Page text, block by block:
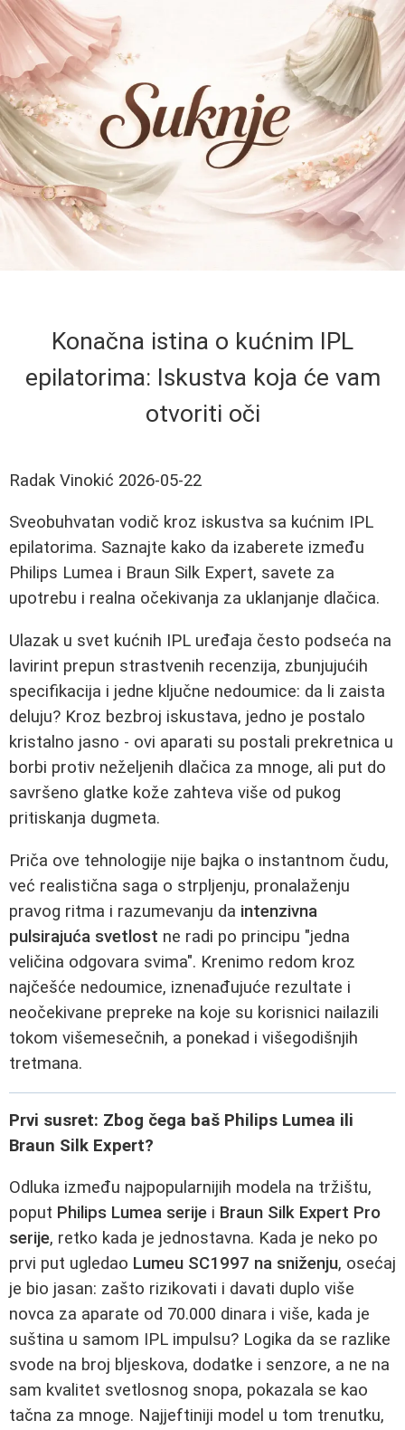
Konačna istina o kućnim IPL
epilatorima: Iskustva koja će vam
otvoriti oči
Radak Vinokić 2026-05-22
Sveobuhvatan vodič kroz iskustva sa kućnim IPL
epilatorima. Saznajte kako da izaberete između
Philips Lumea i Braun Silk Expert, savete za
upotrebu i realna očekivanja za uklanjanje dlačica.
Ulazak u svet kućnih IPL uređaja često podseća na
lavirint prepun strastvenih recenzija, zbunjujućih
specifikacija i jedne ključne nedoumice: da li zaista
deluju? Kroz bezbroj iskustava, jedno je postalo
kristalno jasno - ovi aparati su postali prekretnica u
borbi protiv neželjenih dlačica za mnoge, ali put do
savršeno glatke kože zahteva više od pukog
pritiskanja dugmeta.
Priča ove tehnologije nije bajka o instantnom čudu,
već realistična saga o strpljenju, pronalaženju
pravog ritma i razumevanju da intenzivna
pulsirajuća svetlost ne radi po principu "jedna
veličina odgovara svima". Krenimo redom kroz
najčešće nedoumice, iznenađujuće rezultate i
neočekivane prepreke na koje su korisnici nailazili
tokom višemesečnih, a ponekad i višegodišnjih
tretmana.
Prvi susret: Zbog čega baš Philips Lumea ili
Braun Silk Expert?
Odluka između najpopularnijih modela na tržištu,
poput Philips Lumea serije i Braun Silk Expert Pro
serije, retko kada je jednostavna. Kada je neko po
prvi put ugledao Lumeu SC1997 na sniženju, osećaj
je bio jasan: zašto rizikovati i davati duplo više
novca za aparate od 70.000 dinara i više, kada je
suština u samom IPL impulsu? Logika da se razlike
svode na broj bljeskova, dodatke i senzore, a ne na
sam kvalitet svetlosnog snopa, pokazala se kao
tačna za mnoge. Najjeftiniji model u tom trenutku,